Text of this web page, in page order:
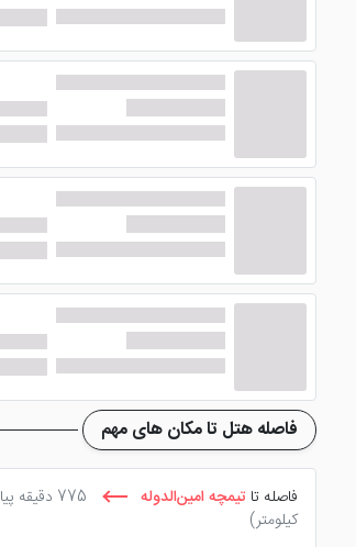
هتل آمیرزا کاشان، به عنوان یک هتل تک
آیا در هتل سنتی آمیرزا
در هتل زیبای سنتی آمیرزا کاشان، یک
نماند که اتاق های این هتل همراه با
فاصله هتل تا مکان های مهم
فاصله تا تیمچه امین‌الدوله 775 دقیقه پیاده روی
کیلومتر)